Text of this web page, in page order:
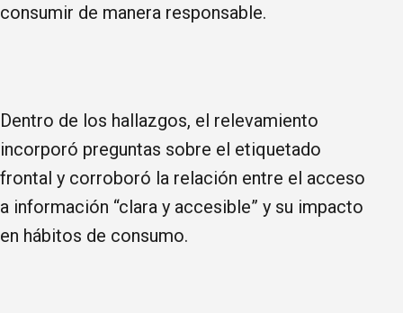
consumir de manera responsable.
Dentro de los hallazgos, el relevamiento
incorporó preguntas sobre el etiquetado
frontal y corroboró la relación entre el acceso
a información “clara y accesible” y su impacto
en hábitos de consumo.